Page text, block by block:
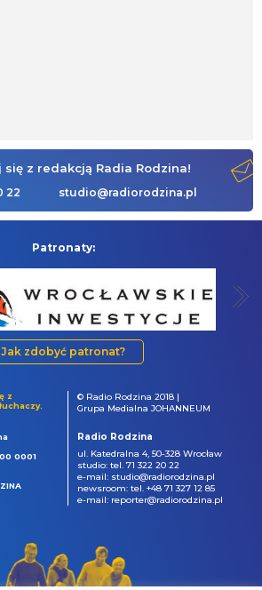
się z redakcją Radia Rodzina!
22 studio@radiorodzina.pl
Patronaty:
Jak zdobyć patronat?
z
0001
© Radio Rodzina 2018 |
Grupa Medialna JOHANNEUM
Radio Rodzina
ul. Katedralna 4, 50-328 Wrocław
studio: tel. 71 322 20 22
e-mail: studio@radiorodzina.pl
newsroom: tel. +48 71 327 12 85
e-mail: reporter@radiorodzina.pl